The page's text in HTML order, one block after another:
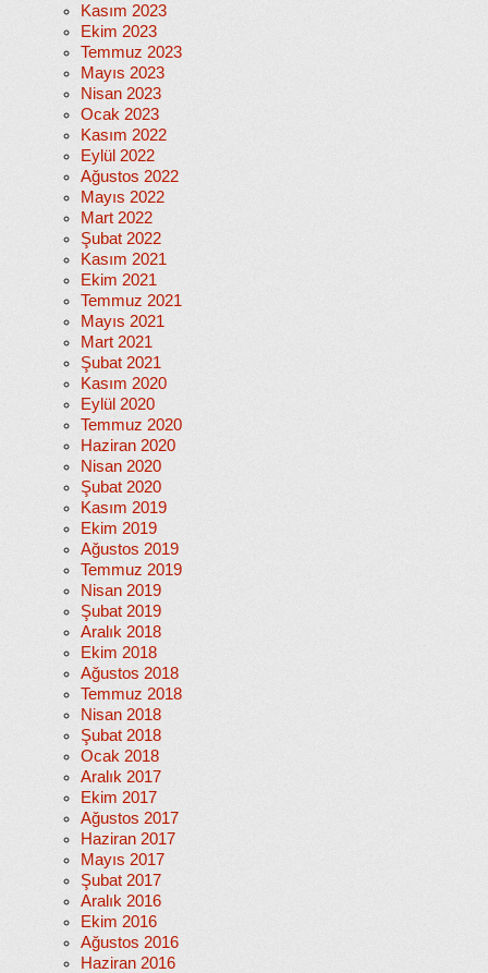
Kasım 2023
Ekim 2023
Temmuz 2023
Mayıs 2023
Nisan 2023
Ocak 2023
Kasım 2022
Eylül 2022
Ağustos 2022
Mayıs 2022
Mart 2022
Şubat 2022
Kasım 2021
Ekim 2021
Temmuz 2021
Mayıs 2021
Mart 2021
Şubat 2021
Kasım 2020
Eylül 2020
Temmuz 2020
Haziran 2020
Nisan 2020
Şubat 2020
Kasım 2019
Ekim 2019
Ağustos 2019
Temmuz 2019
Nisan 2019
Şubat 2019
Aralık 2018
Ekim 2018
Ağustos 2018
Temmuz 2018
Nisan 2018
Şubat 2018
Ocak 2018
Aralık 2017
Ekim 2017
Ağustos 2017
Haziran 2017
Mayıs 2017
Şubat 2017
Aralık 2016
Ekim 2016
Ağustos 2016
Haziran 2016